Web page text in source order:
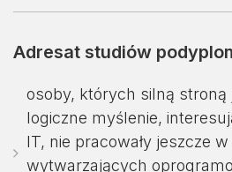
Adresat studiów
osoby, których silną stroną
logiczne myślenie,
IT, nie pracowały jeszcze w
wytwarzających